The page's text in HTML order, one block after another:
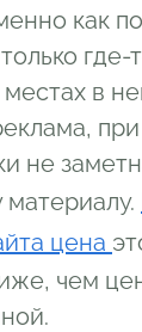
как
где-
в
не
цена
чем